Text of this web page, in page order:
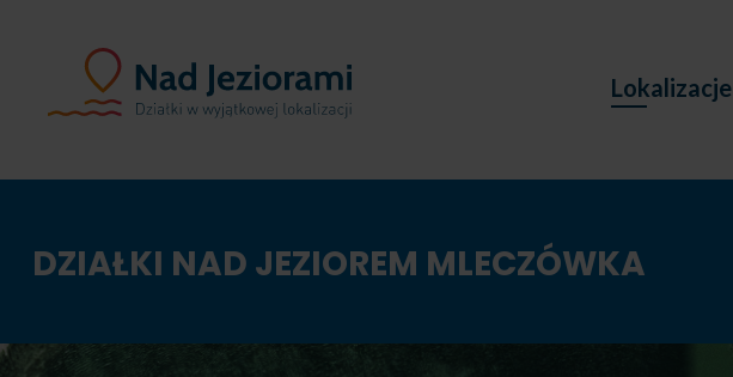
Lokalizacje
DZIAŁKI NAD JEZIOREM MLECZÓWKA